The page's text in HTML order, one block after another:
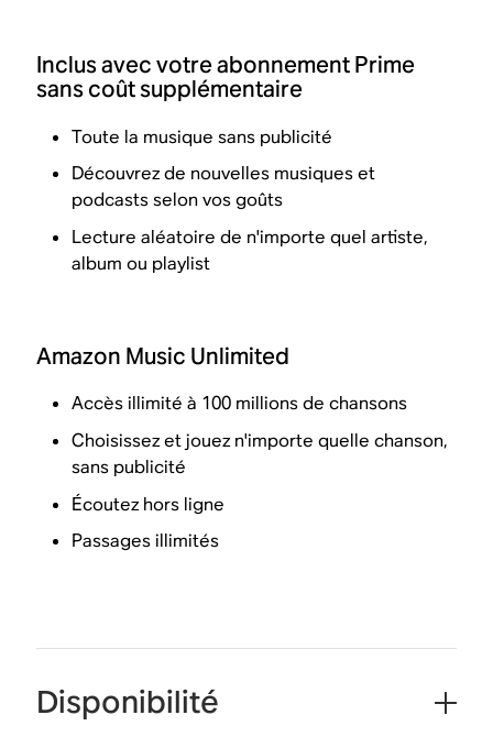
Inclus avec votre abonnement Prime
sans coût supplémentaire
Toute la musique sans publicité
Découvrez de nouvelles musiques et
podcasts selon vos goûts
Lecture aléatoire de n'importe quel artiste,
album ou playlist
Amazon Music Unlimited
Accès illimité à 100 millions de chansons
Choisissez et jouez n'importe quelle chanson,
sans publicité
Écoutez hors ligne
Passages illimités
Disponibilité